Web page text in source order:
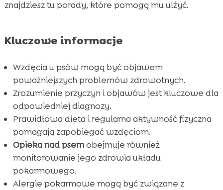
wzdęcia
Jak prawidłowo karmić psa, aby unikać
wzdęć
 Znaczenie aktywności fizycznej w
zapobieganiu wzdęciom
 Wniosek
 FAQ
znajdziesz tu porady, które pomogą mu ulżyć.
Kluczowe informacje
Wzdęcia u psów mogą być objawem
poważniejszych problemów zdrowotnych.
Zrozumienie przyczyn i objawów jest kluczowe dla
odpowiedniej diagnozy.
Prawidłowa dieta i regularna aktywność fizyczna
pomagają zapobiegać wzdęciom.
Opieka nad psemobejmuje również
monitorowanie jego zdrowia układu
pokarmowego.
Alergie pokarmowe mogą być związane z